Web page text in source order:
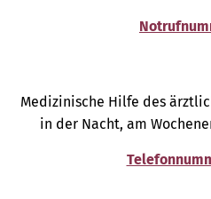
Medizinische Hilfe des
in der Nacht, am